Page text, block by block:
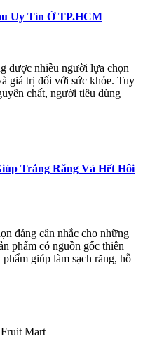
Uy Tín Ở TP.HCM
được nhiều người lựa chọn
giá trị đối với sức khỏe. Tuy
chất, người tiêu dùng
Trắng Răng Và Hết Hôi
đáng cân nhắc cho những
phẩm có nguồn gốc thiên
giúp làm sạch răng, hỗ
Mart